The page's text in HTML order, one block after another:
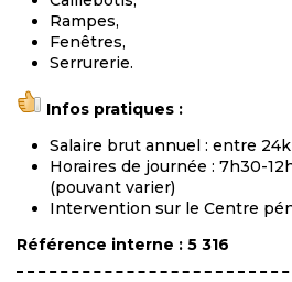
Rampes,
Fenêtres,
Serrurerie.
Infos pratiques :
Salaire brut annuel : entre
Horaires de journée : 7h30-
(pouvant varier)
Intervention sur le Centre
Référence interne : 5 316